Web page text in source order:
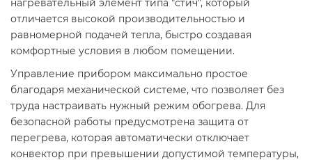
нагревательный элемент типа "стич", который
отличается высокой производительностью и
равномерной подачей тепла, быстро создавая
комфортные условия в любом помещении.
Управление прибором максимально простое
благодаря механической системе, что позволяет без
труда настраивать нужный режим обогрева. Для
безопасной работы предусмотрена защита от
перегрева, которая автоматически отключает
конвектор при превышении допустимой температуры,